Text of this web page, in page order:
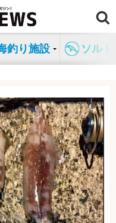
釣り施設 ソル